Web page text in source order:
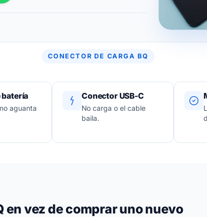
CONECTOR DE CARGA BQ
batería
aguanta
Conector USB-C
No carga o el cable
baila.
en vez de comprar uno nuevo